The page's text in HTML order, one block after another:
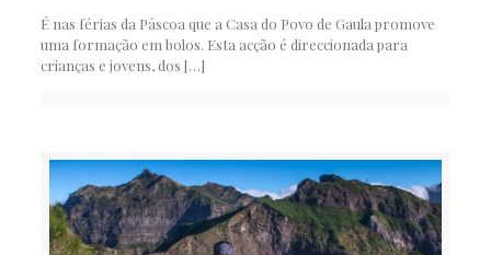
É nas férias da Páscoa que a Casa do Povo de Gaula promove
uma formação em bolos. Esta acção é direccionada para
crianças e jovens, dos […]